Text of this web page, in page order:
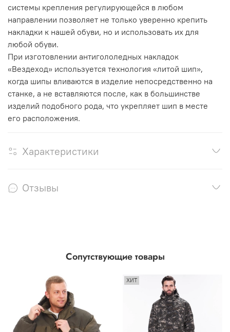
системы крепления регулирующейся в любом
направлении позволяет не только уверенно крепить
накладки к нашей обуви, но и использовать их для
любой обуви.
При изготовлении антигололедных накладок
«Вездеход» используется технология «литой шип»,
когда шипы вливаются в изделие непосредственно на
станке, а не вставляются после, как в большинстве
изделий подобного рода, что укрепляет шип в месте
его расположения.
Характеристики
Отзывы
Сопутствующие товары
ХИТ